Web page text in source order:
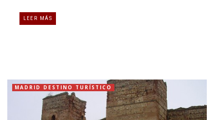
LEER MÁS
MADRID DESTINO TURÍSTICO